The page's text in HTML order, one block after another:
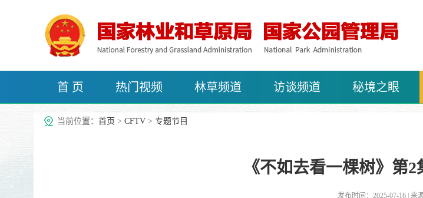
首 页 热门视频 林草频道 访谈频道 秘境之眼
治沙频道
当前位置： 首页 > CFTV > 专题节目
《不如去看一棵树》第
发布时间：2025-07-16 | 来